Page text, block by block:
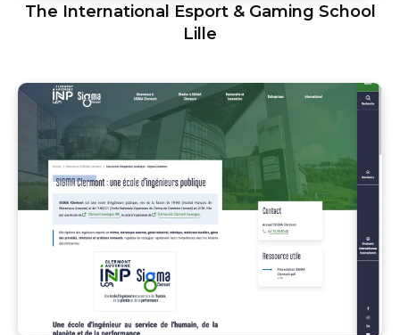
The International Esport & Gaming School
Lille